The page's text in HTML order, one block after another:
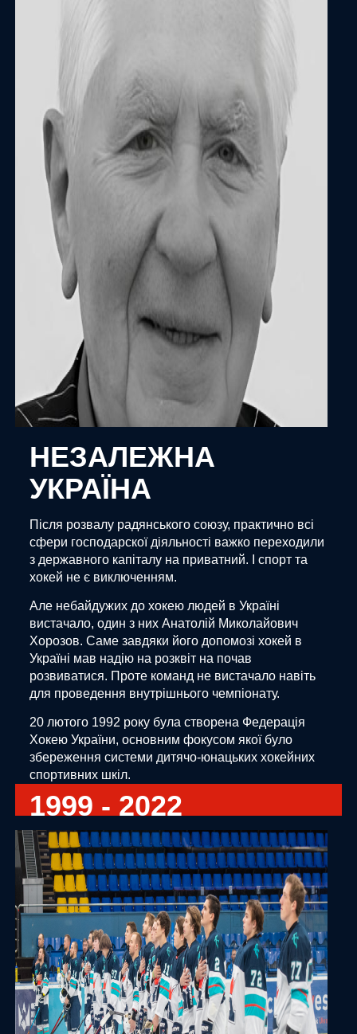
НЕЗАЛЕЖНА
УКРАЇНА
Після розвалу радянського союзу, практично всі
сфери господарскої діяльності важко переходили
з державного капіталу на приватний. І спорт та
хокей не є виключенням.
Але небайдужих до хокею людей в Україні
вистачало, один з них Анатолій Миколайович
Хорозов. Саме завдяки його допомозі хокей в
Україні мав надію на розквіт на почав
розвиватися. Проте команд не вистачало навіть
для проведення внутрішнього чемпіонату.
20 лютого 1992 року була створена Федерація
Хокею України, основним фокусом якої було
збереження системи дитячо-юнацьких хокейних
спортивних шкіл.
1999 - 2022